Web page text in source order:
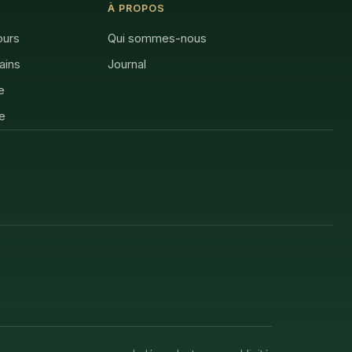
À PROPOS
Qui sommes-nous
Journal